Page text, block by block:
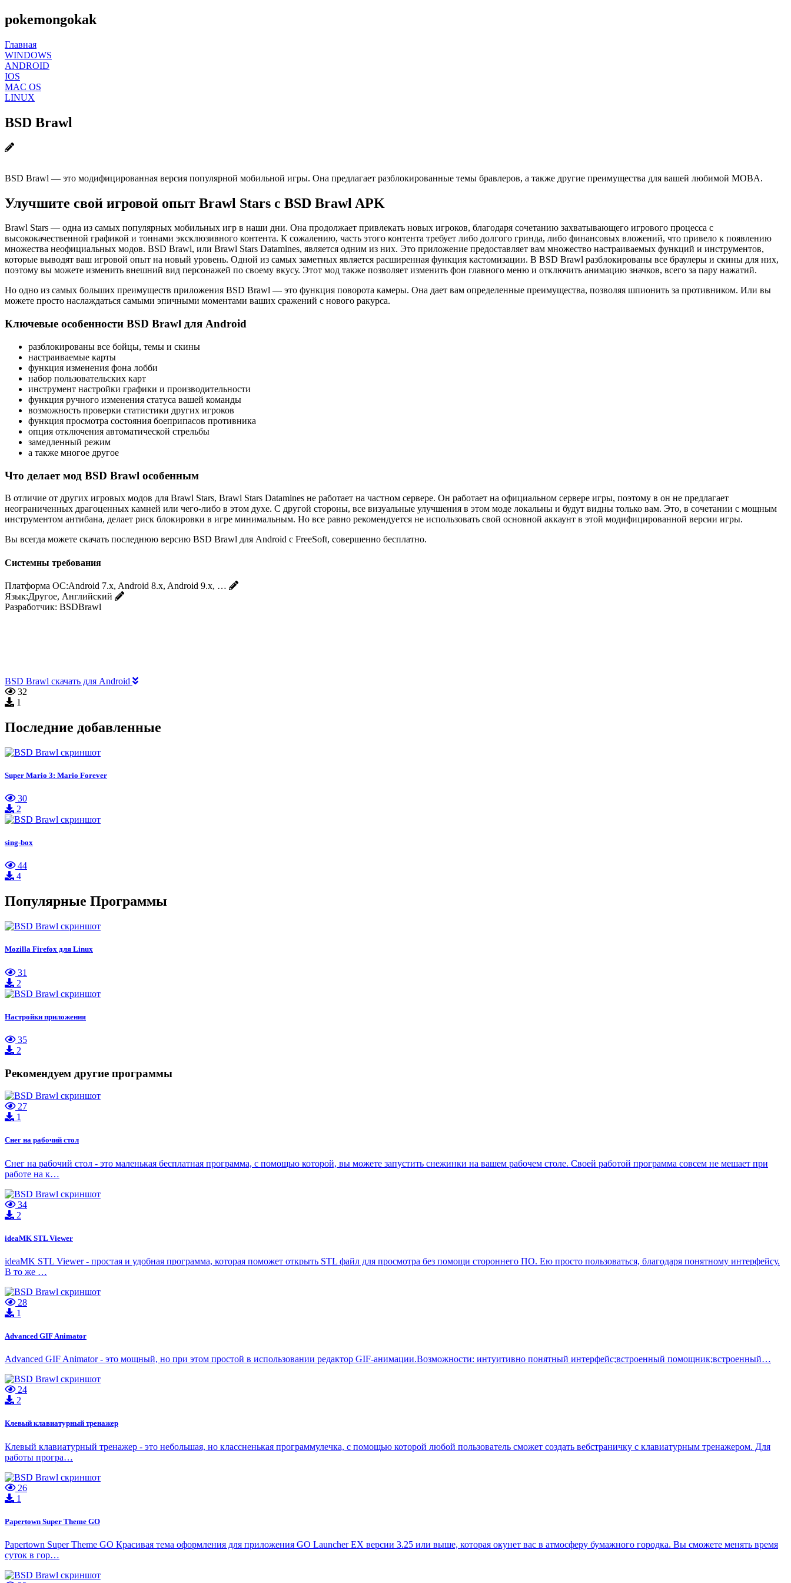
pokemongokak
Главная
WINDOWS
ANDROID
IOS
MAC OS
LINUX
BSD Brawl
BSD Brawl — это модифицированная версия популярной мобильной игры. Она предлагает разблокированные темы бравлеров, а также другие преимущества для вашей любимой MOBA.
Улучшите свой игровой опыт Brawl Stars с BSD Brawl APK
Brawl Stars — одна из самых популярных мобильных игр в наши дни. Она продолжает привлекать новых игроков, благодаря сочетанию захватывающего игрового процесса с
высококачественной графикой и тоннами эксклюзивного контента. К сожалению, часть этого контента требует либо долгого гринда, либо финансовых вложений, что привело к появлению
множества неофициальных модов. BSD Brawl, или Brawl Stars Datamines, является одним из них. Это приложение предоставляет вам множество настраиваемых функций и инструментов,
которые выводят ваш игровой опыт на новый уровень. Одной из самых заметных является расширенная функция кастомизации. В BSD Brawl разблокированы все браулеры и скины для них,
поэтому вы можете изменить внешний вид персонажей по своему вкусу. Этот мод также позволяет изменить фон главного меню и отключить анимацию значков, всего за пару нажатий.
Но одно из самых больших преимуществ приложения BSD Brawl — это функция поворота камеры. Она дает вам определенные преимущества, позволяя шпионить за противником. Или вы
можете просто наслаждаться самыми эпичными моментами ваших сражений с нового ракурса.
Ключевые особенности BSD Brawl для Android
разблокированы все бойцы, темы и скины
настраиваемые карты
функция изменения фона лобби
набор пользовательских карт
инструмент настройки графики и производительности
функция ручного изменения статуса вашей команды
возможность проверки статистики других игроков
функция просмотра состояния боеприпасов противника
опция отключения автоматической стрельбы
замедленный режим
а также многое другое
Что делает мод BSD Brawl особенным
В отличие от других игровых модов для Brawl Stars, Brawl Stars Datamines не работает на частном сервере. Он работает на официальном сервере игры, поэтому в он не предлагает
неограниченных драгоценных камней или чего-либо в этом духе. С другой стороны, все визуальные улучшения в этом моде локальны и будут видны только вам. Это, в сочетании с мощным
инструментом антибана, делает риск блокировки в игре минимальным. Но все равно рекомендуется не использовать свой основной аккаунт в этой модифицированной версии игры.
Вы всегда можете скачать последнюю версию BSD Brawl для Android с FreeSoft, совершенно бесплатно.
Системны требования
Платформа ОС:Android 7.x, Android 8.x, Android 9.x, …
Язык:Другое, Английский
Разработчик: BSDBrawl
BSD Brawl скачать для Android
32
1
Последние добавленные
Super Mario 3: Mario Forever
30
2
sing-box
44
4
Популярные Программы
Mozilla Firefox для Linux
31
2
Настройки приложения
35
2
Рекомендуем другие программы
27
1
Снег на рабочий стол
Снег на рабочий стол - это маленькая бесплатная программа, с помощью которой, вы можете запустить снежинки на вашем рабочем столе. Своей работой программа совсем не мешает при
работе на к…
34
2
ideaMK STL Viewer
ideaMK STL Viewer - простая и удобная программа, которая поможет открыть STL файл для просмотра без помощи стороннего ПО. Ею просто пользоваться, благодаря понятному интерфейсу.
В то же …
28
1
Advanced GIF Animator
Advanced GIF Animator - это мощный, но при этом простой в использовании редактор GIF-анимации.Возможности: интуитивно понятный интерфейс;встроенный помощник;встроенный…
24
2
Клевый клавиатурный тренажер
Клевый клавиатурный тренажер - это небольшая, но классненькая программулечка, с помощью которой любой пользователь сможет создать вебстраничку с клавиатурным тренажером. Для
работы програ…
26
1
Papertown Super Theme GO
Papertown Super Theme GO Красивая тема оформления для приложения GO Launcher EX версии 3.25 или выше, которая окунет вас в атмосферу бумажного городка. Вы сможете менять время
суток в гор…